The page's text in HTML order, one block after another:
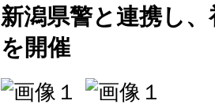
新潟県警と連携し
を開催